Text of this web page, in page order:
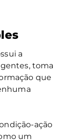
a
toma
que
ação
um